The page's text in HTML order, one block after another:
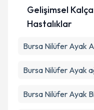
Gelişimsel
Hastalıklar
Bursa Nilüfer Ayak
Bursa Nilüfer Ayak
Bursa Nilüfer Ayak